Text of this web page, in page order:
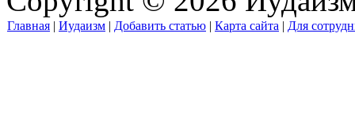
Главная | Иудаизм | Добавить статью | Карта сайта | Для